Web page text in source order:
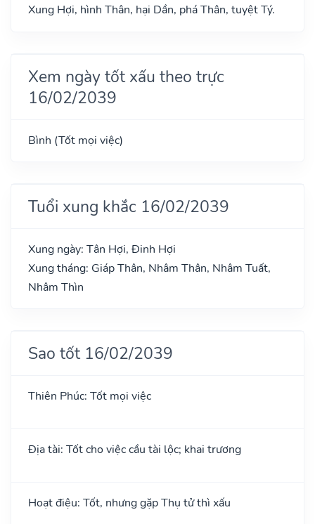
Xung Hợi, hình Thân, hại Dần, phá Thân, tuyệt Tý.
Xem ngày tốt xấu theo trực
16/02/2039
Bình (Tốt mọi việc)
Tuổi xung khắc 16/02/2039
Xung ngày: Tân Hợi, Đinh Hợi
Xung tháng: Giáp Thân, Nhâm Thân, Nhâm Tuất,
Nhâm Thìn
Sao tốt 16/02/2039
Thiên Phúc: Tốt mọi việc
Địa tài: Tốt cho việc cầu tài lộc; khai trương
Hoạt điệu: Tốt, nhưng gặp Thụ tử thì xấu